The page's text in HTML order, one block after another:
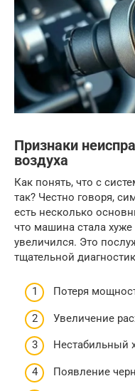
Признаки
воздуха
Как понять, что с
так? Честно говоря,
есть несколько
что машина стала хуже
увеличился. Это
тщательной
Потеря
Увеличение
Нестабильный
Появление